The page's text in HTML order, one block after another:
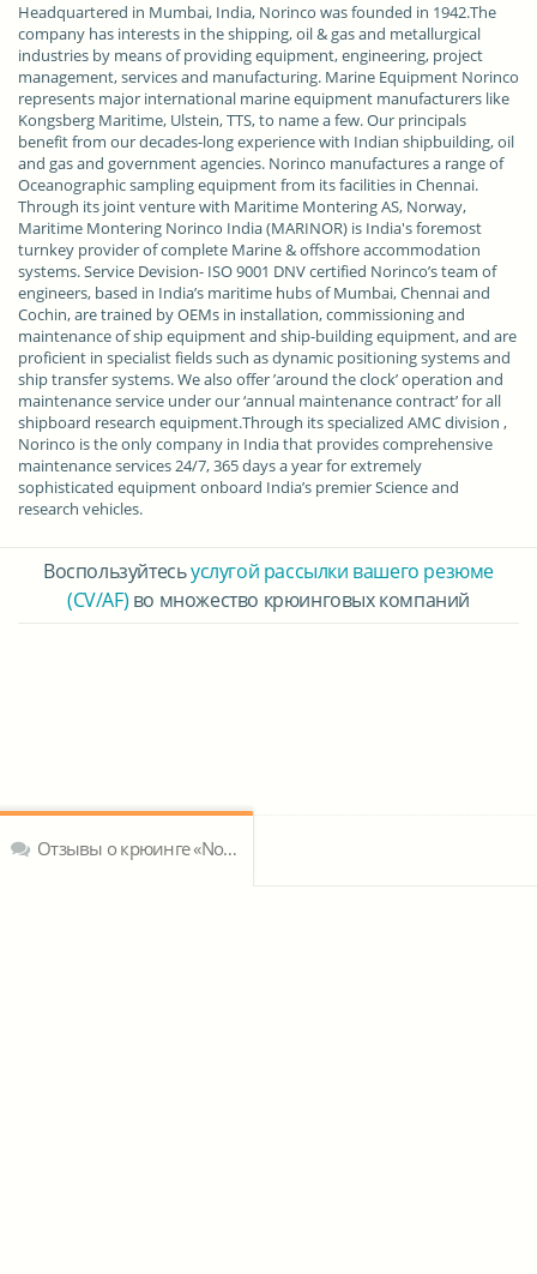
Headquartered in Mumbai, India, Norinco was founded in 1942.The
company has interests in the shipping, oil & gas and metallurgical
industries by means of providing equipment, engineering, project
management, services and manufacturing. Marine Equipment Norinco
represents major international marine equipment manufacturers like
Kongsberg Maritime, Ulstein, TTS, to name a few. Our principals
benefit from our decades-long experience with Indian shipbuilding, oil
and gas and government agencies. Norinco manufactures a range of
Oceanographic sampling equipment from its facilities in Chennai.
Through its joint venture with Maritime Montering AS, Norway,
Maritime Montering Norinco India (MARINOR) is India's foremost
turnkey provider of complete Marine & offshore accommodation
systems. Service Devision- ISO 9001 DNV certified Norinco’s team of
engineers, based in India’s maritime hubs of Mumbai, Chennai and
Cochin, are trained by OEMs in installation, commissioning and
maintenance of ship equipment and ship-building equipment, and are
proficient in specialist fields such as dynamic positioning systems and
ship transfer systems. We also offer ’around the clock’ operation and
maintenance service under our ‘annual maintenance contract’ for all
shipboard research equipment.Through its specialized AMC division ,
Norinco is the only company in India that provides comprehensive
maintenance services 24/7, 365 days a year for extremely
sophisticated equipment onboard India’s premier Science and
research vehicles.
Воспользуйтесьуслугой рассылки вашего резюме
(CV/AF) во множество крюинговых компаний
Отзывы о крюинге «Norinco Private Limited»